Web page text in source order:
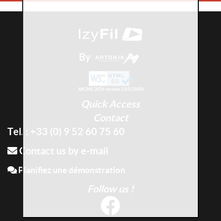
By
AKCMS 2026 version 2.8.0.23450
Quick Access
Contact
Tel. : +33 (0) 9 52 60 75 60
Contact us by e-mail
Planifiez une démonstration
Follow us !